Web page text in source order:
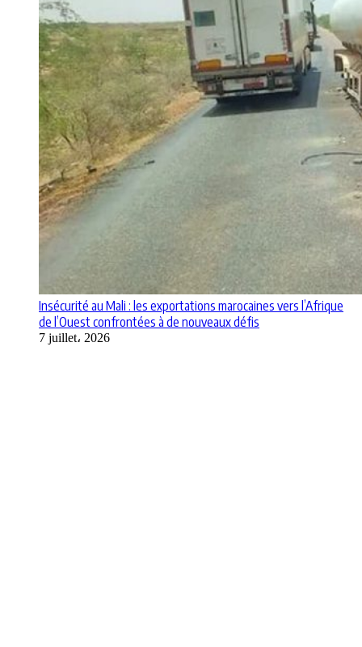
Insécurité au Mali : les exportations marocaines vers l’Afrique
de l’Ouest confrontées à de nouveaux défis
7 juillet، 2026